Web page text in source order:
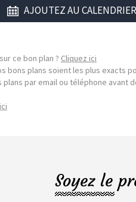
AJOUTEZ AU
ce bon plan ? Cliquez ici
bons plans soient les plus exacts
par email ou téléphone avant
Soyez le